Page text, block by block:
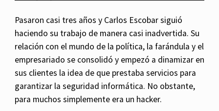
Pasaron casi tres años y Carlos Escobar siguió
haciendo su trabajo de manera casi inadvertida. Su
relación con el mundo de la política, la farándula y el
empresariado se consolidó y empezó a dinamizar en
sus clientes la idea de que prestaba servicios para
garantizar la seguridad informática. No obstante,
para muchos simplemente era un hacker.